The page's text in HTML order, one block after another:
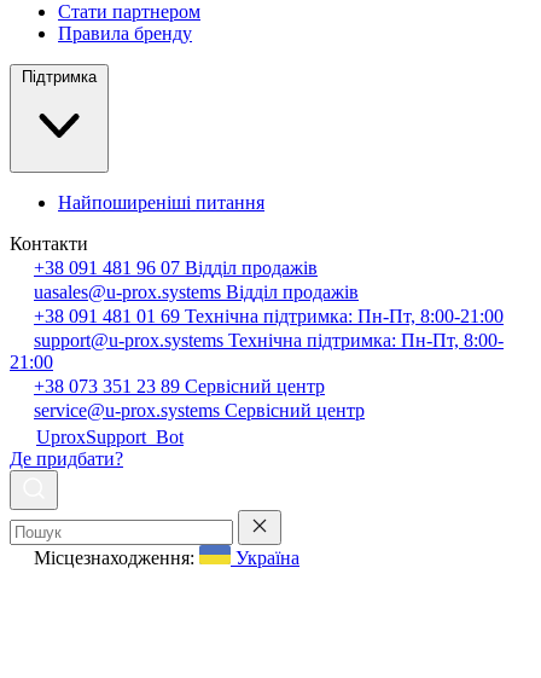
Стати партнером
Правила бренду
Підтримка
Найпоширеніші питання
Контакти
+38 091 481 96 07 Відділ продажів
uasales@u-prox.systems Відділ продажів
+38 091 481 01 69 Технічна підтримка: Пн-Пт, 8:00-21:00
support@u-prox.systems Технічна підтримка: Пн-Пт, 8:00-
21:00
+38 073 351 23 89 Сервісний центр
service@u-prox.systems Сервісний центр
UproxSupport_Bot
Де придбати?
Місцезнаходження: Україна